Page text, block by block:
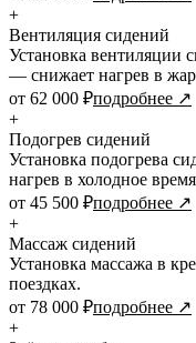
+
Вентиляция сидений
Установка вентиляции
— снижает нагрев в
от 62 000 ₽подробнее ↗
+
Подогрев сидений
Установка подогрева
нагрев в холодное
от 45 500 ₽подробнее ↗
+
Массаж сидений
Установка массажа в
поездках.
от 78 000 ₽подробнее ↗
+